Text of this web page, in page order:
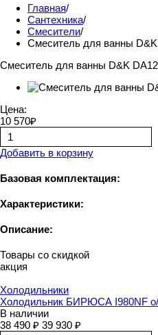
Главная/
Сантехника/
Смесители/
Смеситель для ванны D&K
Смеситель для ванны D&K
Цена:
10 570₽
Добавить в корзину
Базовая комплектация:
Характеристики:
Описание:
Товары со скидкой
акция
Холодильники
Холодильник БИРЮСА I980NF
В наличии
38 490 ₽ 39 930 ₽